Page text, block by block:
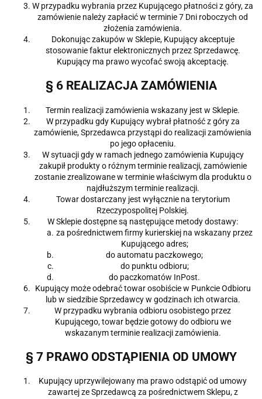
W przypadku wybrania przez Kupującego płatności z góry, za
zamówienie należy zapłacić w terminie 7 Dni roboczych od
złożenia zamówienia.
Dokonując zakupów w Sklepie, Kupujący akceptuje
stosowanie faktur elektronicznych przez Sprzedawcę.
Kupujący ma prawo wycofać swoją akceptację.
§ 6 REALIZACJA ZAMÓWIENIA
Termin realizacji zamówienia wskazany jest w Sklepie.
W przypadku gdy Kupujący wybrał płatność z góry za
zamówienie, Sprzedawca przystąpi do realizacji zamówienia
po jego opłaceniu.
W sytuacji gdy w ramach jednego zamówienia Kupujący
zakupił produkty o różnym terminie realizacji, zamówienie
zostanie zrealizowane w terminie właściwym dla produktu o
najdłuższym terminie realizacji.
Towar dostarczany jest wyłącznie na terytorium
Rzeczypospolitej Polskiej.
W Sklepie dostępne są następujące metody dostawy:
za pośrednictwem firmy kurierskiej na wskazany przez
Kupującego adres;
do automatu paczkowego;
do punktu odbioru;
do paczkomatów InPost.
Kupujący może odebrać towar osobiście w Punkcie Odbioru
lub w siedzibie Sprzedawcy w godzinach ich otwarcia.
W przypadku wybrania odbioru osobistego przez
Kupującego, towar będzie gotowy do odbioru we
wskazanym terminie realizacji zamówienia.
§ 7 PRAWO ODSTĄPIENIA OD UMOWY
Kupujący uprzywilejowany ma prawo odstąpić od umowy
zawartej ze Sprzedawcą za pośrednictwem Sklepu, z